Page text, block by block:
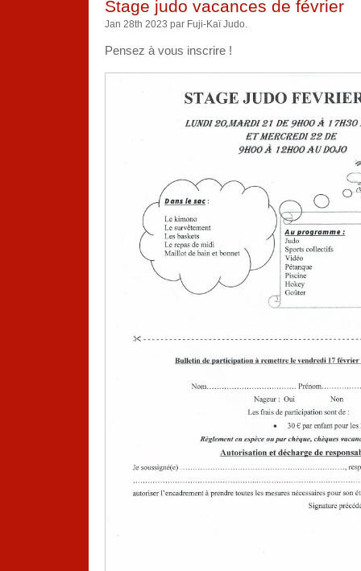
Stage judo vacances de février
Jan 28th 2023 par Fuji-Kaï Judo.
Pensez à vous inscrire !